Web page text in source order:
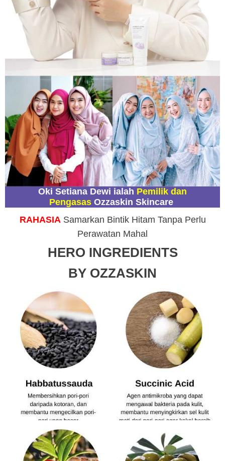
Oki Setiana Dewi ialah Pemilik dan
Pengasas Ozzaskin Skincare
RAHASIASamarkan Bintik Hitam Tanpa Perlu
Perawatan Mahal
HERO INGREDIENTS
BY OZZASKIN